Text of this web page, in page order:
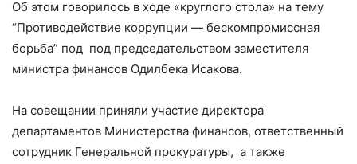
Об этом говорилось в ходе «круглого стола» на тему
“Противодействие коррупции — бескомпромиссная
борьба” под под председательством заместителя
министра финансов Одилбека Исакова.
На совещании приняли участие директора
департаментов Министерства финансов, ответственный
сотрудник Генеральной прокуратуры, а также